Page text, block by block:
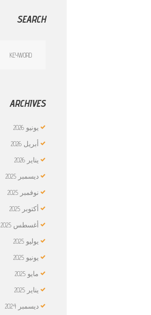
SEARCH
ARCHIVES
يونيو2026
أبريل2026
يناير2026
ديسمبر2025
نوفمبر2025
أكتوبر2025
أغسطس2025
يوليو2025
يونيو2025
مايو2025
يناير2025
ديسمبر2024